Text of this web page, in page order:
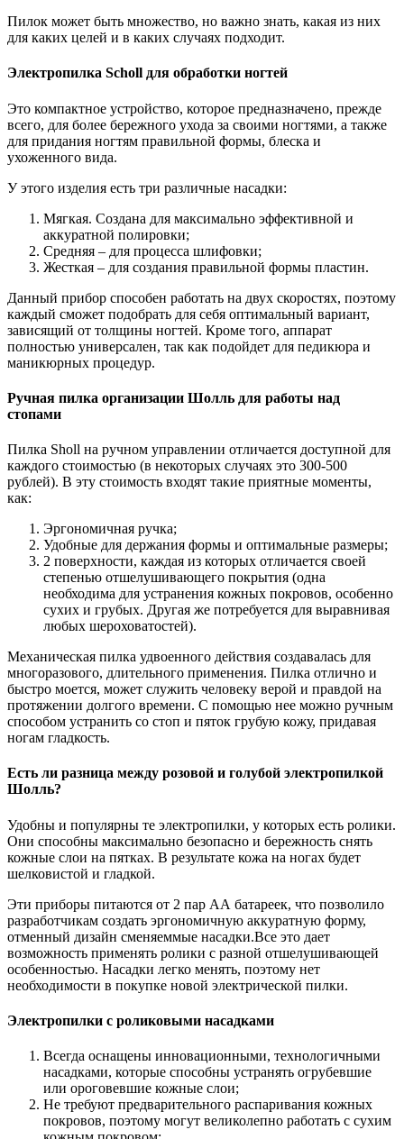
Пилок может быть множество, но важно знать, какая из них
для каких целей и в каких случаях подходит.
Электропилка Scholl для обработки ногтей
Это компактное устройство, которое предназначено, прежде
всего, для более бережного ухода за своими ногтями, а также
для придания ногтям правильной формы, блеска и
ухоженного вида.
У этого изделия есть три различные насадки:
Мягкая. Создана для максимально эффективной и
аккуратной полировки;
Средняя – для процесса шлифовки;
Жесткая – для создания правильной формы пластин.
Данный прибор способен работать на двух скоростях, поэтому
каждый сможет подобрать для себя оптимальный вариант,
зависящий от толщины ногтей. Кроме того, аппарат
полностью универсален, так как подойдет для педикюра и
маникюрных процедур.
Ручная пилка организации Шолль для работы над
стопами
Пилка Sholl на ручном управлении отличается доступной для
каждого стоимостью (в некоторых случаях это 300-500
рублей). В эту стоимость входят такие приятные моменты,
как:
Эргономичная ручка;
Удобные для держания формы и оптимальные размеры;
2 поверхности, каждая из которых отличается своей
степенью отшелушивающего покрытия (одна
необходима для устранения кожных покровов, особенно
сухих и грубых. Другая же потребуется для выравнивая
любых шероховатостей).
Механическая пилка удвоенного действия создавалась для
многоразового, длительного применения. Пилка отлично и
быстро моется, может служить человеку верой и правдой на
протяжении долгого времени. С помощью нее можно ручным
способом устранить со стоп и пяток грубую кожу, придавая
ногам гладкость.
Есть ли разница между розовой и голубой электропилкой
Шолль?
Удобны и популярны те электропилки, у которых есть ролики.
Они способны максимально безопасно и бережность снять
кожные слои на пятках. В результате кожа на ногах будет
шелковистой и гладкой.
Эти приборы питаются от 2 пар АА батареек, что позволило
разработчикам создать эргономичную аккуратную форму,
отменный дизайн сменяеммые насадки.Все это дает
возможность применять ролики с разной отшелушивающей
особенностью. Насадки легко менять, поэтому нет
необходимости в покупке новой электрической пилки.
Электропилки с роликовыми насадками
Всегда оснащены инновационными, технологичными
насадками, которые способны устранять огрубевшие
или ороговевшие кожные слои;
Не требуют предварительного распаривания кожных
покровов, поэтому могут великолепно работать с сухим